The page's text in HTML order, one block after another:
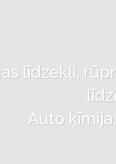
līdzekļi,
Auto